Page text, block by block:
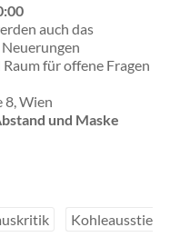
auch das
für offene Fragen
8, Wien
und Maske
Kohleausstie